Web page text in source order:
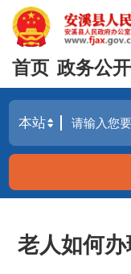
首页 政务公开
老人如何